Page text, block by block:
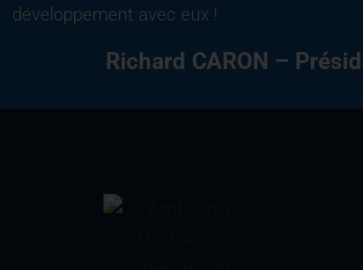
développement avec eux !
Richard CARON –